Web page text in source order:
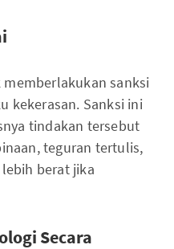
sanksi
kekerasan. Sanksi ini
tindakan tersebut
teguran tertulis,
berat jika
Secara